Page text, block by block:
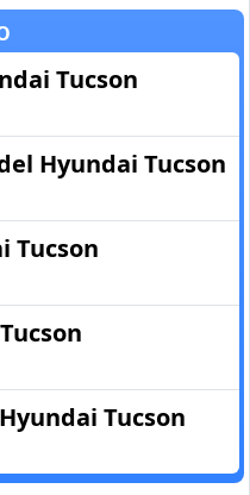
Tucson
Hyundai Tucson
Tucson
Tucson